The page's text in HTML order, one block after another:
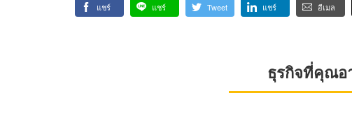
แชร์ แชร์ Tweet แชร์ อีเมล
ธุรกิจที่คุณอ